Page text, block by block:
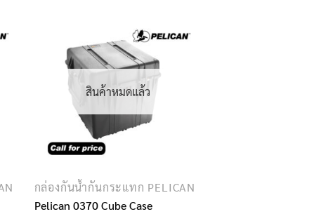
สินค้าหมดแล้ว
กล่องกันน้ำกันกระแทก PELICAN
Pelican 0370 Cube Case